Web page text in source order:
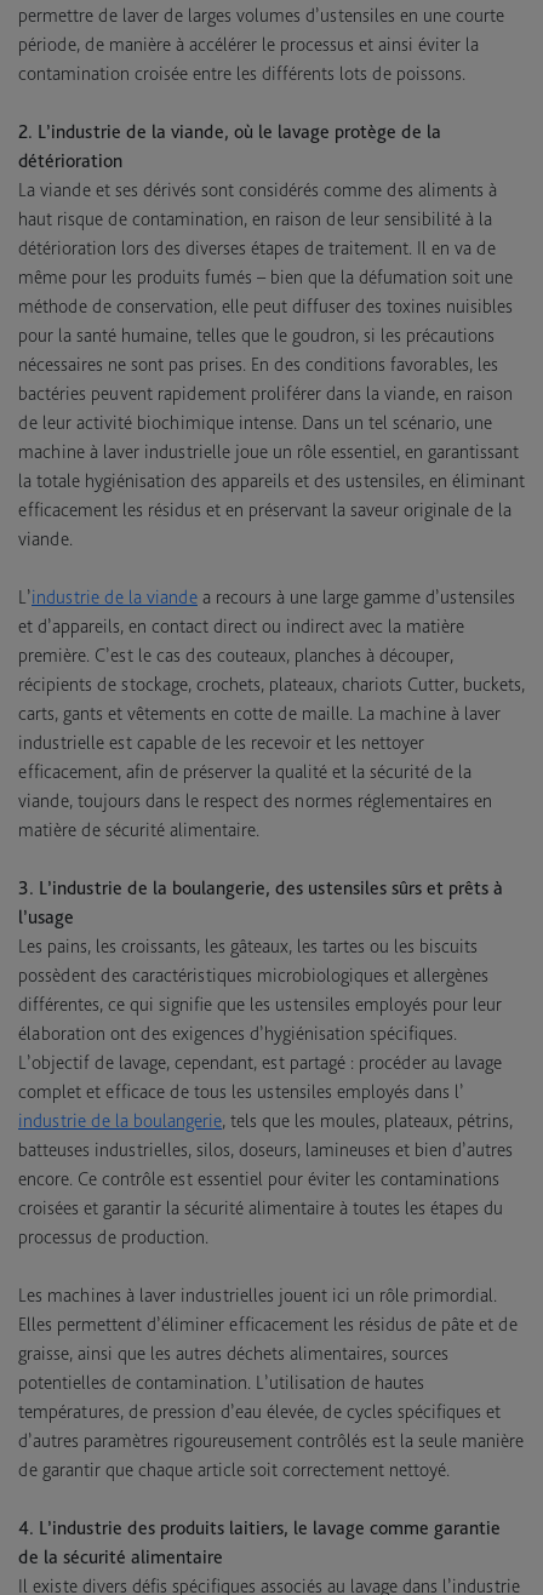
permettre de laver de larges volumes d’ustensiles en une courte
période, de manière à accélérer le processus et ainsi éviter la
contamination croisée entre les différents lots de poissons.
2. L’industrie de la viande, où le lavage protège de la
détérioration
La viande et ses dérivés sont considérés comme des aliments à
haut risque de contamination, en raison de leur sensibilité à la
détérioration lors des diverses étapes de traitement. Il en va de
même pour les produits fumés – bien que la défumation soit une
méthode de conservation, elle peut diffuser des toxines nuisibles
pour la santé humaine, telles que le goudron, si les précautions
nécessaires ne sont pas prises. En des conditions favorables, les
bactéries peuvent rapidement proliférer dans la viande, en raison
de leur activité biochimique intense. Dans un tel scénario, une
machine à laver industrielle joue un rôle essentiel, en garantissant
la totale hygiénisation des appareils et des ustensiles, en éliminant
efficacement les résidus et en préservant la saveur originale de la
viande.
L’industrie de la viande a recours à une large gamme d’ustensiles
et d’appareils, en contact direct ou indirect avec la matière
première. C’est le cas des couteaux, planches à découper,
récipients de stockage, crochets, plateaux, chariots Cutter, buckets,
carts, gants et vêtements en cotte de maille. La machine à laver
industrielle est capable de les recevoir et les nettoyer
efficacement, afin de préserver la qualité et la sécurité de la
viande, toujours dans le respect des normes réglementaires en
matière de sécurité alimentaire.
3. L’industrie de la boulangerie, des ustensiles sûrs et prêts à
l’usage
Les pains, les croissants, les gâteaux, les tartes ou les biscuits
possèdent des caractéristiques microbiologiques et allergènes
différentes, ce qui signifie que les ustensiles employés pour leur
élaboration ont des exigences d’hygiénisation spécifiques.
L’objectif de lavage, cependant, est partagé : procéder au lavage
complet et efficace de tous les ustensiles employés dans l’
industrie de la boulangerie, tels que les moules, plateaux, pétrins,
batteuses industrielles, silos, doseurs, lamineuses et bien d’autres
encore. Ce contrôle est essentiel pour éviter les contaminations
croisées et garantir la sécurité alimentaire à toutes les étapes du
processus de production.
Les machines à laver industrielles jouent ici un rôle primordial.
Elles permettent d’éliminer efficacement les résidus de pâte et de
graisse, ainsi que les autres déchets alimentaires, sources
potentielles de contamination. L’utilisation de hautes
températures, de pression d’eau élevée, de cycles spécifiques et
d’autres paramètres rigoureusement contrôlés est la seule manière
de garantir que chaque article soit correctement nettoyé.
4. L’industrie des produits laitiers, le lavage comme garantie
de la sécurité alimentaire
Il existe divers défis spécifiques associés au lavage dans l’industrie